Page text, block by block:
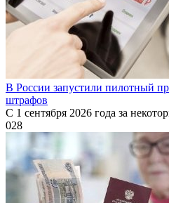
В России запустили пилотный
штрафов
С 1 сентября 2026 года за
028